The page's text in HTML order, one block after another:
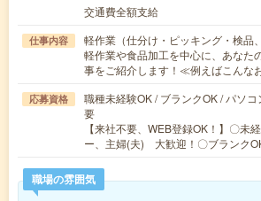
交通費全額支給
仕事内容
軽作業（仕分け・ピッキング・検品
軽作業や食品加工を中心に、あなた
事をご紹介します！≪例えばこん
応募資格
職種未経験OK / ブランクOK / パソ
要
【来社不要、WEB登録OK！】〇未
ー、主婦(夫) 大歓迎！〇ブランク
職場の雰囲気